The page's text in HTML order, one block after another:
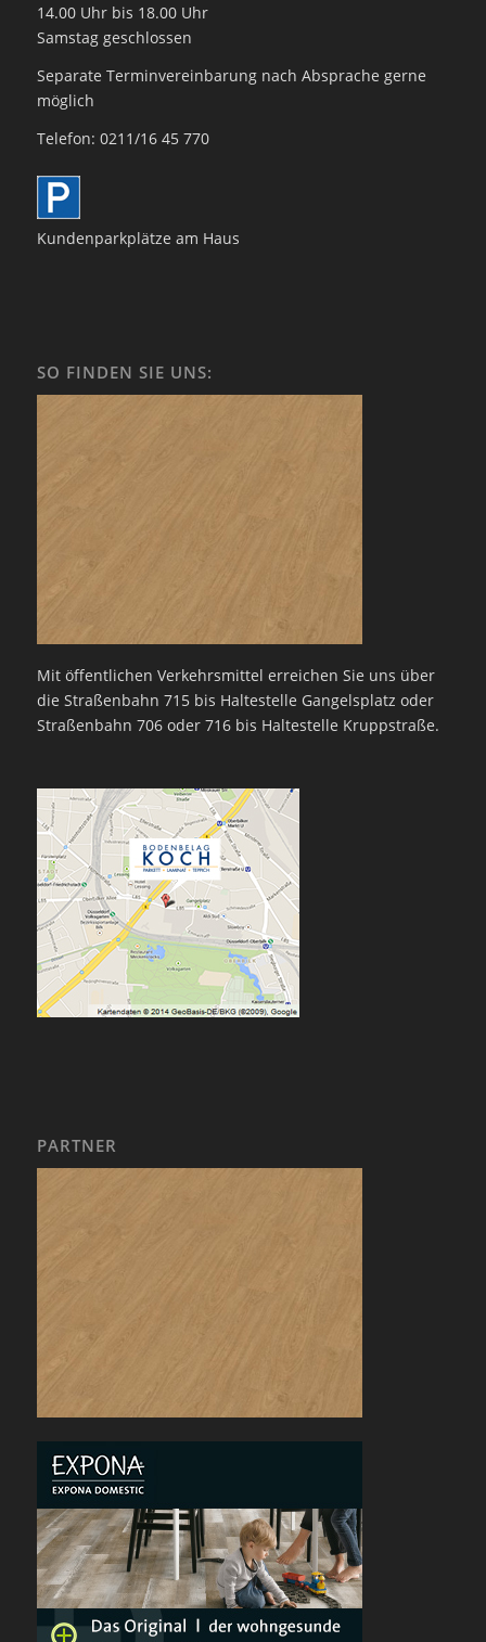
14.00 Uhr bis 18.00 Uhr
Samstag geschlossen
Separate Terminvereinbarung nach Absprache gerne
möglich
Telefon: 0211/16 45 770
Kundenparkplätze am Haus
SO FINDEN SIE UNS:
Mit öffentlichen Verkehrsmittel erreichen Sie uns über
die Straßenbahn 715 bis Haltestelle Gangelsplatz oder
Straßenbahn 706 oder 716 bis Haltestelle Kruppstraße.
PARTNER